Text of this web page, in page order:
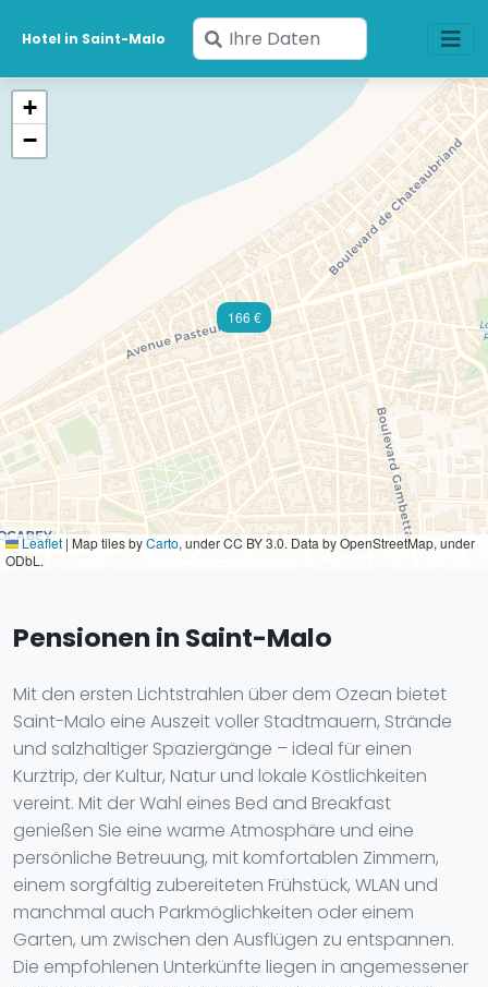
Hotel in Saint-Malo
Geben
Sie
166 €
+
−
Leaflet | Map tiles byCarto, under CC BY 3.0. Data by OpenStreetMap, under
ODbL.
Pensionen in Saint-Malo
Mit den ersten Lichtstrahlen über dem Ozean bietet
Saint-Malo eine Auszeit voller Stadtmauern, Strände
und salzhaltiger Spaziergänge – ideal für einen
Kurztrip, der Kultur, Natur und lokale Köstlichkeiten
vereint. Mit der Wahl eines Bed and Breakfast
genießen Sie eine warme Atmosphäre und eine
persönliche Betreuung, mit komfortablen Zimmern,
einem sorgfältig zubereiteten Frühstück, WLAN und
manchmal auch Parkmöglichkeiten oder einem
Garten, um zwischen den Ausflügen zu entspannen.
Die empfohlenen Unterkünfte liegen in angemessener